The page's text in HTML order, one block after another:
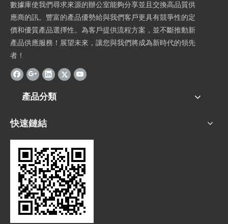
數據庫使我們尋求來源的辦公室能夠分享並且交換高品質供
應商的訊。豐富的產品優勢給與我們客戶更具有競爭性的定
價和優質產品選擇性。為客戶提供流程方案，並不斷推動新
產品供應服務！展望未來，讓您與我們將成為新時代的領先
者！
產品分類
快速鏈結